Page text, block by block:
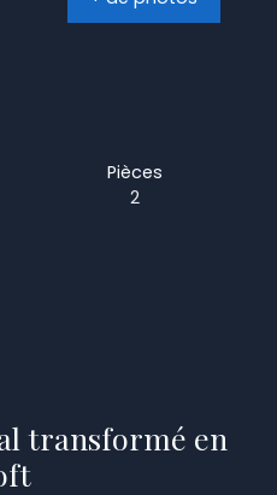
Pièces
2
transformé en